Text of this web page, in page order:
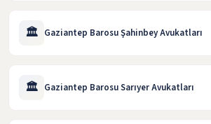
🏛️ Gaziantep Barosu Şahinbey Avukatları
🏛️ Gaziantep Barosu Sarıyer Avukatları